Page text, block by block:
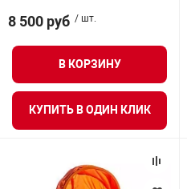
8 500 руб / шт.
В КОРЗИНУ
КУПИТЬ В ОДИН КЛИК